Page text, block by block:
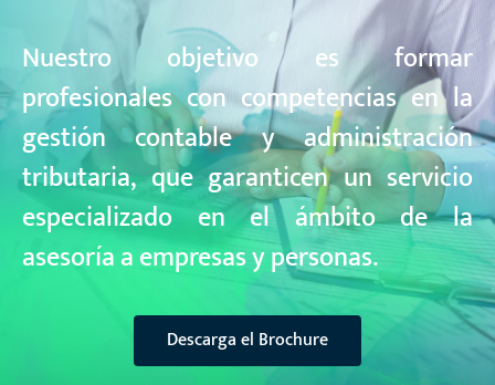
Nuestro objetivo es formar
profesionales con competencias en la
gestión contable y administración
tributaria, que garanticen un servicio
especializado en el ámbito de la
asesoría a empresas y personas.
Descarga el Brochure